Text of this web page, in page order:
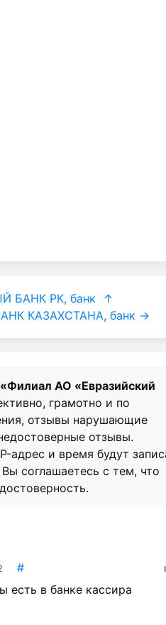
БАНК РК, банк
↑
КАЗАХСТАНА, банк →
«Филиал АО «Евразийский
грамотно и по
отзывы нарушающие
отзывы.
адрес и время будут
соглашаетесь с тем, что
#
есть в банке кассира